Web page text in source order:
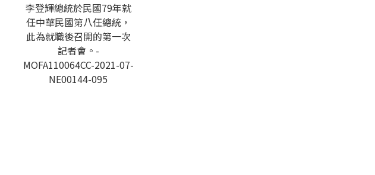
李登輝總統於民國79年就
任中華民國第八任總統，
此為就職後召開的第一次
記者會。-
MOFA110064CC-2021-07-
NE00144-095